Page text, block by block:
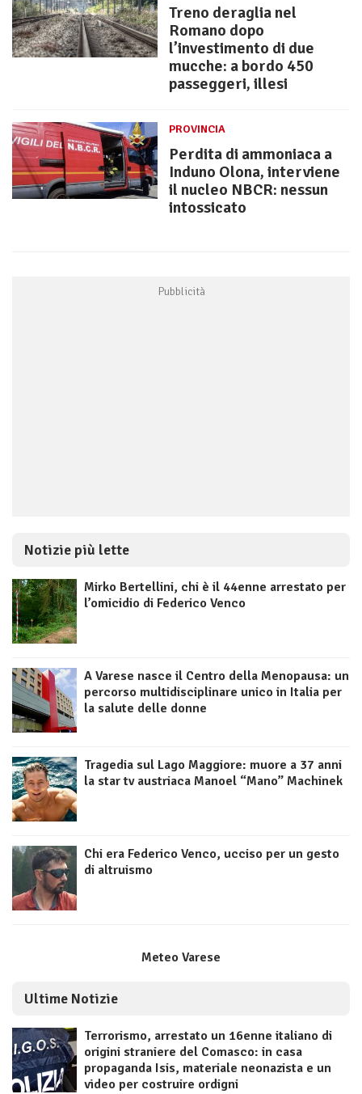
Treno deraglia nel
Romano dopo
l’investimento di due
mucche: a bordo 450
passeggeri, illesi
PROVINCIA
Perdita di ammoniaca a
Induno Olona, interviene
il nucleo NBCR: nessun
intossicato
Notizie più lette
Mirko Bertellini, chi è il 44enne arrestato per
l’omicidio di Federico Venco
A Varese nasce il Centro della Menopausa: un
percorso multidisciplinare unico in Italia per
la salute delle donne
Tragedia sul Lago Maggiore: muore a 37 anni
la star tv austriaca Manoel “Mano” Machinek
Chi era Federico Venco, ucciso per un gesto
di altruismo
Meteo Varese
Ultime Notizie
Terrorismo, arrestato un 16enne italiano di
origini straniere del Comasco: in casa
propaganda Isis, materiale neonazista e un
video per costruire ordigni